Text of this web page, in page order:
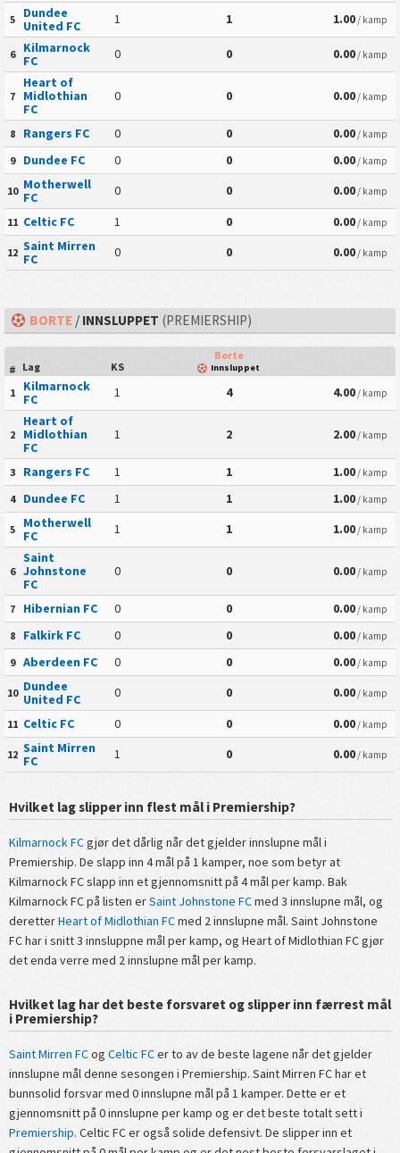
5
Dundee
United FC
1 1 1.00/ kamp
6
Kilmarnock
FC
0 0 0.00/ kamp
7
Heart of
Midlothian
FC
0 0 0.00/ kamp
8 Rangers FC 0 0 0.00/ kamp
9 Dundee FC 0 0 0.00/ kamp
10 Motherwell
FC
0 0 0.00/ kamp
11 Celtic FC 1 0 0.00/ kamp
12 Saint Mirren
FC
0 0 0.00/ kamp
BORTE /INNSLUPPET (PREMIERSHIP)
# Lag KS
Borte
Innsluppet
1
Kilmarnock
FC
1 4 4.00/ kamp
2
Heart of
Midlothian
FC
1 2 2.00/ kamp
3 Rangers FC 1 1 1.00/ kamp
4 Dundee FC 1 1 1.00/ kamp
5
Motherwell
FC
1 1 1.00/ kamp
6
Saint
Johnstone
FC
0 0 0.00/ kamp
7 Hibernian FC 0 0 0.00/ kamp
8 Falkirk FC 0 0 0.00/ kamp
9 Aberdeen FC 0 0 0.00/ kamp
10 Dundee
United FC
0 0 0.00/ kamp
11 Celtic FC 0 0 0.00/ kamp
12 Saint Mirren
FC
1 0 0.00/ kamp
Hvilket lag slipper inn flest mål i Premiership?
Kilmarnock FCgjør det dårlig når det gjelder innslupne mål i
Premiership. De slapp inn 4 mål på 1 kamper, noe som betyr at
Kilmarnock FC slapp inn et gjennomsnitt på 4 mål per kamp. Bak
Kilmarnock FC på listen erSaint Johnstone FCmed 3 innslupne mål, og
deretterHeart of Midlothian FCmed 2 innslupne mål. Saint Johnstone
FC har i snitt 3 innsluppne mål per kamp, og Heart of Midlothian FC gjør
det enda verre med 2 innslupne mål per kamp.
Hvilket lag har det beste forsvaret og slipper inn færrest mål
i Premiership?
Saint Mirren FCog Celtic FCer to av de beste lagene når det gjelder
innslupne mål denne sesongen i Premiership. Saint Mirren FC har et
bunnsolid forsvar med 0 innslupne mål på 1 kamper. Dette er et
gjennomsnitt på 0 innslupne per kamp og er det beste totalt sett i
Premiership. Celtic FC er også solide defensivt. De slipper inn et